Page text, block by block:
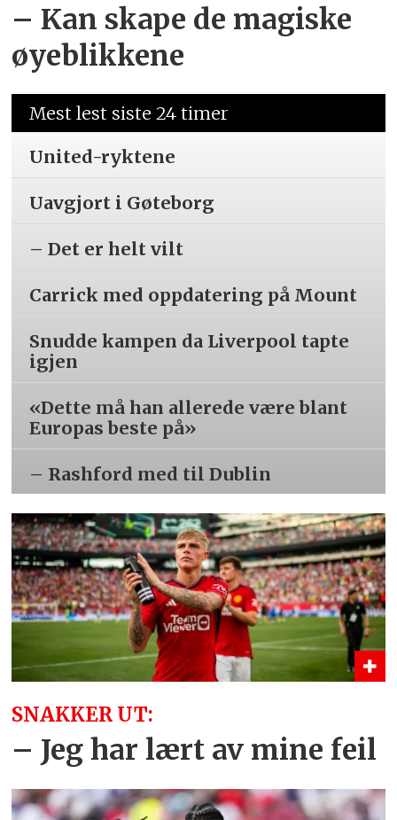
– Kan skape de magiske
øyeblikkene
Mest lest siste 24 timer
United-ryktene
Uavgjort i Gøteborg
– Det er helt vilt
Carrick med oppdatering på Mount
Snudde kampen da Liverpool tapte
igjen
«Dette må han allerede være blant
Europas beste på»
– Rashford med til Dublin
SNAKKER UT:
– Jeg har lært av mine feil